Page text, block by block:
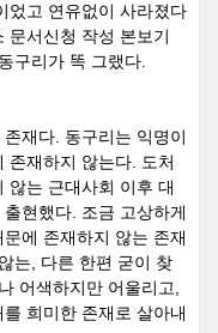
었고 연유없이 사라졌다
문서신청 작성 본보기
동구리가 똑 그랬다.
존재다. 동구리는 익명이
존재하지 않는다. 도처
않는 근대사회 이후 대
출현했다. 조금 고상하게
문에 존재하지 않는 존재
는, 다른 한편 굳이 찾
어색하지만 어울리고,
희미한 존재로 살아내